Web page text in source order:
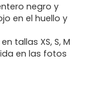
negro y
en el huello y
tallas XS, S, M
en las fotos